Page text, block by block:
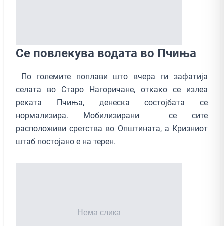
Се повлекува водата во Пчиња
По големите поплави што вчера ги зафатија
селата во Старо Нагоричане, откако се излеа
реката Пчиња, денеска состојбата се
нормализира. Мобилизирани се сите
расположиви сретства во Општината, а Кризниот
штаб постојано е на терен.